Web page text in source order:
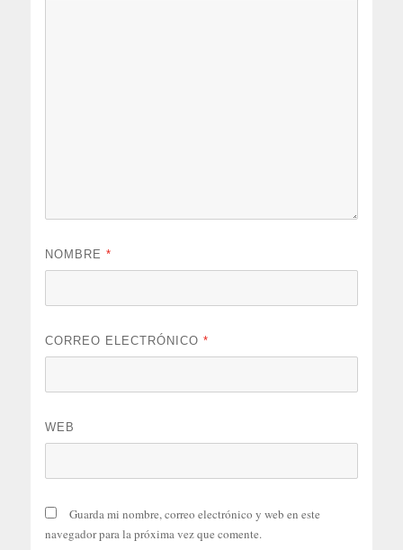
NOMBRE*
CORREO ELECTRÓNICO*
WEB
Guarda mi nombre, correo electrónico y web en este
navegador para la próxima vez que comente.